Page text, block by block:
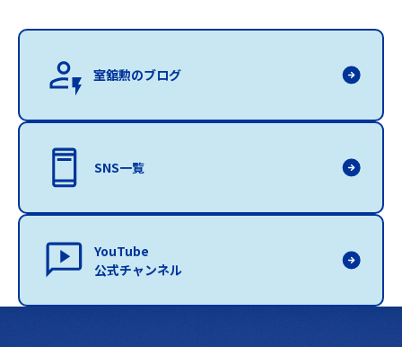
室舘勲のブログ
SNS一覧
YouTube
公式チャンネル